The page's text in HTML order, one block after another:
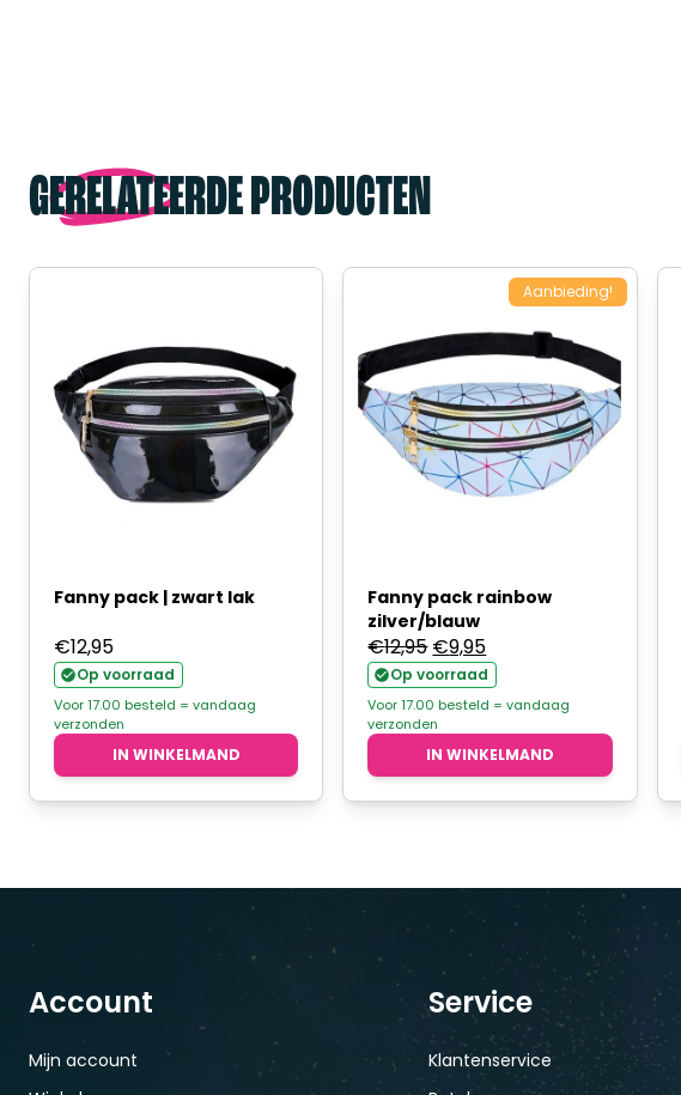
GERELATEERDE PRODUCTEN
Fanny pack | zwart lak
€12,95
Op voorraad
Voor 17.00 besteld = vandaag
verzonden
IN WINKELMAND
Aanbieding!
Fanny pack rainbow
zilver/blauw
€12,95 Oorspronkelijke
prijs
was:
€12,95.
€9,95Huidige
prijs
is:
€9,95.
Op voorraad
Voor 17.00 besteld = vandaag
verzonden
IN WINKELMAND
Account
Mijn account
Service
Klantenservice